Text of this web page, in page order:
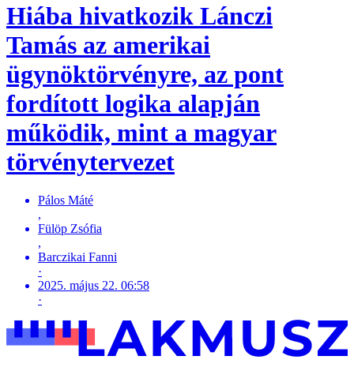
Hiába hivatkozik Lánczi
Tamás az amerikai
ügynöktörvényre, az pont
fordított logika alapján
működik, mint a magyar
törvénytervezet
Pálos Máté
,
Fülöp Zsófia
,
Barczikai Fanni
·
2025. május 22. 06:58
·